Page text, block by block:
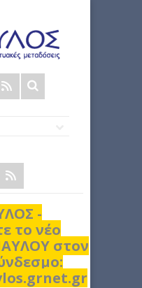
Φόρμα
αναζήτησης
-
το νέο
στον